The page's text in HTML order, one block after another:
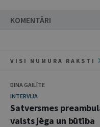
KOMENTĀRI
VISI NUMURA RAKSTI
DINA GAILĪTE
INTERVIJA
Satversmes
valsts jēga un būtība